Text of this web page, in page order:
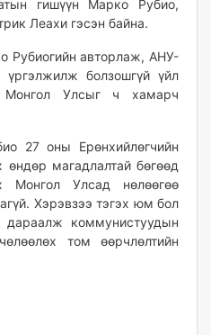
гишүүн Марко Рубио,
Леахи гэсэн байна.
Рубиогийн авторлаж, АНУ-
болзошгүй үйл
Монгол Улсыг ч хамарч
27 оны Ерөнхийлөгчийн
магадлалтай бөгөөд
Улсад нөлөөгөө
Хэрэвзээ тэгэх юм бол
дараалж коммунистуудын
том өөрчлөлтийн